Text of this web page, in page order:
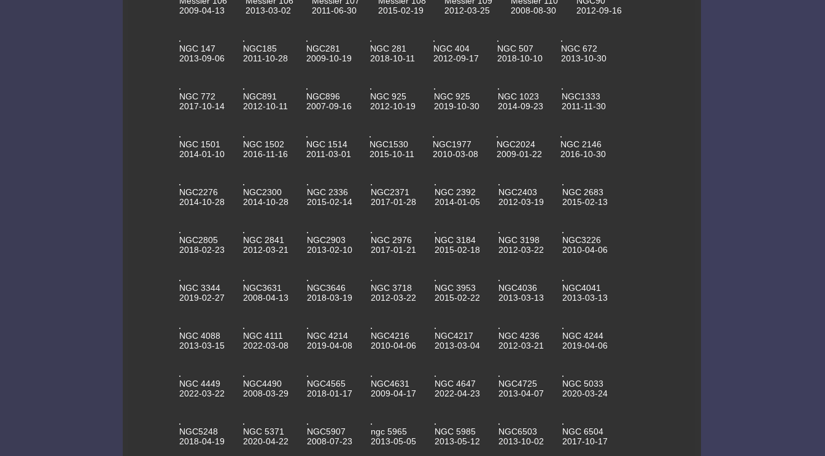
2009-04-13
2013-03-02
2011-06-30
2015-02-19
2012-03-25
2008-08-30
2012-09-16
NGC 147
2013-09-06
NGC185
2011-10-28
NGC281
2009-10-19
NGC 281
2018-10-11
NGC 404
2012-09-17
NGC 507
2018-10-10
NGC 672
2013-10-30
NGC 772
2017-10-14
NGC891
2012-10-11
NGC896
2007-09-16
NGC 925
2012-10-19
NGC 925
2019-10-30
NGC 1023
2014-09-23
NGC1333
2011-11-30
NGC 1501
2014-01-10
NGC 1502
2016-11-16
NGC 1514
2011-03-01
NGC1530
2015-10-11
NGC1977
2010-03-08
NGC2024
2009-01-22
NGC 2146
2016-10-30
NGC2276
2014-10-28
NGC2300
2014-10-28
NGC 2336
2015-02-14
NGC2371
2017-01-28
NGC 2392
2014-01-05
NGC2403
2012-03-19
NGC 2683
2015-02-13
NGC2805
2018-02-23
NGC 2841
2012-03-21
NGC2903
2013-02-10
NGC 2976
2017-01-21
NGC 3184
2015-02-18
NGC 3198
2012-03-22
NGC3226
2010-04-06
NGC 3344
2019-02-27
NGC3631
2008-04-13
NGC3646
2018-03-19
NGC 3718
2012-03-22
NGC 3953
2015-02-22
NGC4036
2013-03-13
NGC4041
2013-03-13
NGC 4088
2013-03-15
NGC 4111
2022-03-08
NGC 4214
2019-04-08
NGC4216
2010-04-06
NGC4217
2013-03-04
NGC 4236
2012-03-21
NGC 4244
2019-04-06
NGC 4449
2022-03-22
NGC4490
2008-03-29
NGC4565
2018-01-17
NGC4631
2009-04-17
NGC 4647
2022-04-23
NGC4725
2013-04-07
NGC 5033
2020-03-24
NGC5248
2018-04-19
NGC 5371
2020-04-22
NGC5907
2008-07-23
ngc 5965
2013-05-05
NGC 5985
2013-05-12
NGC6503
2013-10-02
NGC 6504
2017-10-17